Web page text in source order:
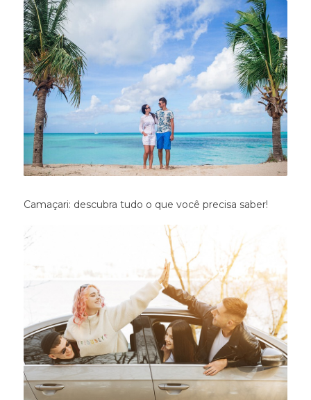
Camaçari: descubra tudo o que você precisa saber!